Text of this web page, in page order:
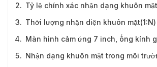
Tỷ lệ chính xác nhận dạng khuôn
Thời lượng nhận diện khuôn
Màn hình cảm ứng 7 inch, ống kính
Nhận dạng khuôn mặt trong môi